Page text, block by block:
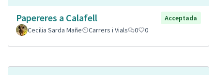
Papereres a Calafell
Acceptada
Cecilia Sarda Mañe
Carrers i Vials 0 0